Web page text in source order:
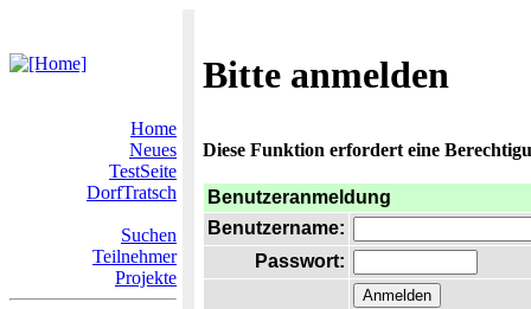
Bitte anmelden
Home
Neues
TestSeite
DorfTratsch
Suchen
Teilnehmer
Projekte
Diese Funktion erfordert eine
Benutzeranmeldung
Benutzername:
Passwort: